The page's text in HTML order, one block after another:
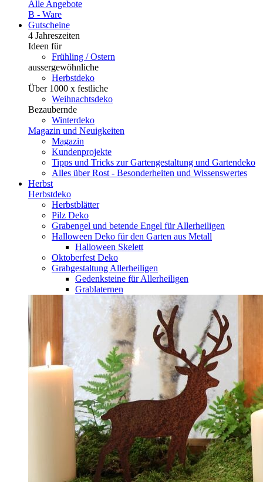
Alle Angebote
B - Ware
Gutscheine
4 Jahreszeiten
Ideen für
Frühling / Ostern
aussergewöhnliche
Herbstdeko
Über 1000 x festliche
Weihnachtsdeko
Bezaubernde
Winterdeko
Magazin und Neuigkeiten
Magazin
Kundenprojekte
Tipps und Tricks zur Gartengestaltung und Gartendeko
Alles über Rost - Besonderheiten und Wissenswertes
Herbst
Herbstdeko
Herbstblätter
Pilz Deko
Grabengel und betende Engel für Allerheiligen
Halloween Deko für den Garten aus Metall
Halloween Skelett
Oktoberfest Deko
Grabgestaltung Allerheiligen
Gedenksteine für Allerheiligen
Grablaternen